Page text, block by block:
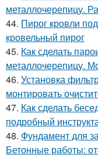
металлочерепицу.
44. Пирог кровли
кровельный пирог
45. Как сделать
металлочерепицу.
46. Установка
монтировать
47. Как сделать
подробный
48. Фундамент для
Бетонные работы: